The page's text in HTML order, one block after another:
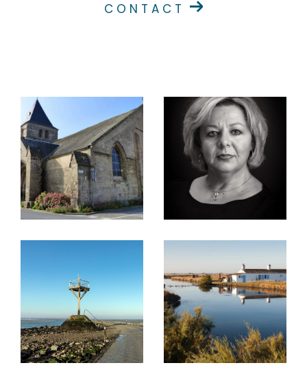
Acheter un bien immobilier est un moment
important. Que vous recherchiez votre
résidence principale, une maison de vacances
ou un investissement locatif, je vous aide à
trouver le bien idéal. Je vous propose une
sélection rigoureused’annonces à Beauvoir-
sur-Mer, allant des maisons traditionnelles
Investir à Beauvoir-sur-Mer, c’est faire le choix
d’un cadre de vie agréable, proche de l’océan
et des commodités.
Vendre votre bien immobilier
CONTACT